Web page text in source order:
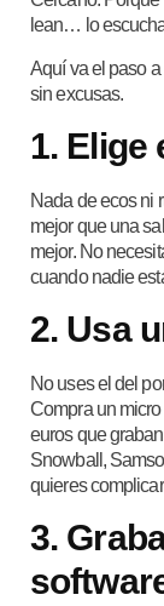
lean… lo
Aquí va el paso a
sin excusas.
1. Elige
Nada de ecos ni
mejor que una
mejor. No
cuando nadie
2. Usa
No uses el del
Compra un
euros que
Snowball,
quieres
3.